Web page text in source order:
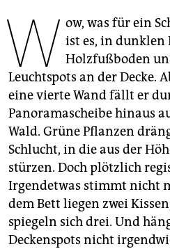
abo
genossenschaft
epaper login
W ow, was für ein
ist es, in dunklen
Holzfußboden
Leuchtspots an der Decke.
eine vierte Wand fällt er
Panoramascheibe hinaus
Wald. Grüne Pflanzen
Schlucht, in die aus der
stürzen. Doch plötzlich
Irgendetwas stimmt nicht
dem Bett liegen zwei
spiegeln sich drei. Und
Deckenspots nicht